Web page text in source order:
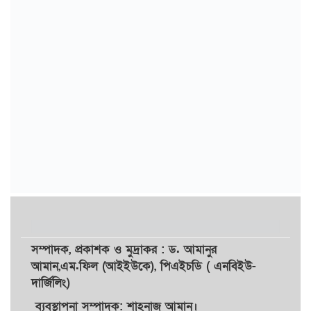
সম্পাদক, প্রকাশকওমুদ্রাকর: ড. আমানুর
আমান,এম.ফিল (আইইউকে), পিএইচডি ( এনবিইউ-
দার্জিলিং)
ব্যবস্থাপনা সম্পাদক: শাহনাজ আমান।